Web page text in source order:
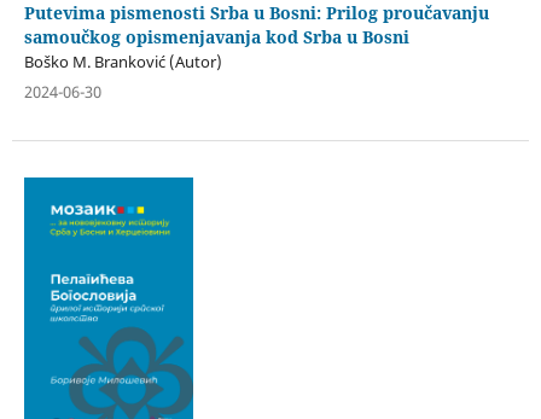
Putevima pismenosti Srba u Bosni: Prilog proučavanju
samoučkog opismenjavanja kod Srba u Bosni
Boško M. Branković (Autor)
2024-06-30